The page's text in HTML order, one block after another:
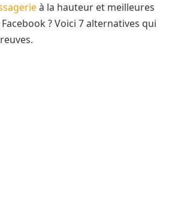
à la hauteur et meilleures
? Voici 7 alternatives qui